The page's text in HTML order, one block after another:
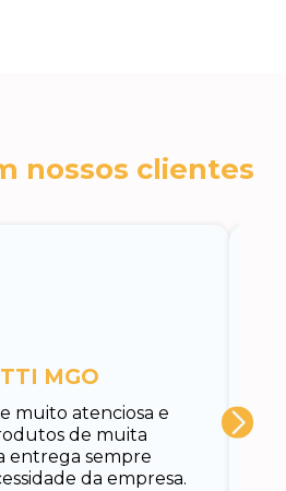
nossos clientes
muito atenciosa e
de muita
entrega sempre
da empresa.
MGO